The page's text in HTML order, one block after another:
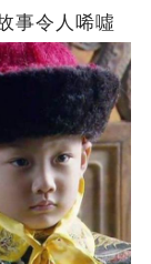
事令人唏噓